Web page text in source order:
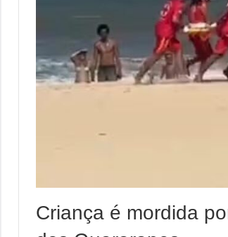
Criança é mordida